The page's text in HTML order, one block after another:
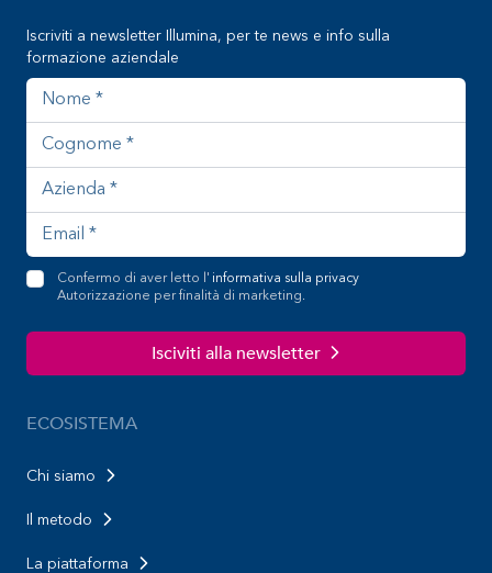
Iscriviti a newsletter Illumina, per te news e info sulla
formazione aziendale
Nome
Cognome
Azienda
Indirizzo email
Confermo di aver letto l' informativa sulla privacy
Autorizzazione per finalità di marketing.
Isciviti alla newsletter
ECOSISTEMA
Chi siamo
Il metodo
La piattaforma